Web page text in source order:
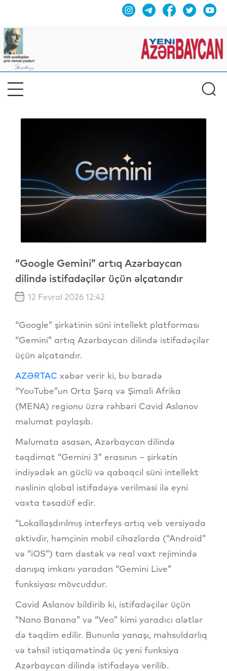
“Google Gemini” artıq Azərbaycan
dilində istifadəçilər üçün əlçatandır
12 Fevral 2026 12:42
“Google” şirkətinin süni intellekt platforması
“Gemini” artıq Azərbaycan dilində istifadəçilər
üçün əlçatandır.
AZƏRTAC xəbər verir ki, bu barədə
“YouTube”un Orta Şərq və Şimali Afrika
(MENA) regionu üzrə rəhbəri Cavid Aslanov
məlumat paylaşıb.
Məlumata əsasən, Azərbaycan dilində
təqdimat “Gemini 3” erasının – şirkətin
indiyədək ən güclü və qabaqcıl süni intellekt
nəslinin qlobal istifadəyə verilməsi ilə eyni
vaxta təsadüf edir.
“Lokallaşdırılmış interfeys artıq veb versiyada
aktivdir, həmçinin mobil cihazlarda (“Android”
və “iOS”) tam dəstək və real vaxt rejimində
danışıq imkanı yaradan “Gemini Live”
funksiyası mövcuddur.
Cavid Aslanov bildirib ki, istifadəçilər üçün
“Nano Banana” və “Veo” kimi yaradıcı alətlər
də təqdim edilir. Bununla yanaşı, məhsuldarlıq
və təhsil istiqamətində üç yeni funksiya
Azərbaycan dilində istifadəyə verilib.